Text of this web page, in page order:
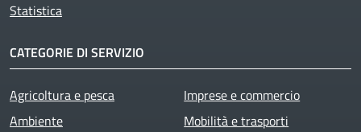
Statistica
CATEGORIE DI SERVIZIO
Agricoltura e pesca
Ambiente
Imprese e commercio
Mobilità e trasporti